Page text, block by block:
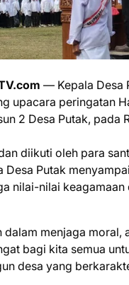
— Kepala Desa
upacara peringatan
2 Desa Putak, pada
diikuti oleh para
Desa Putak
nilai-nilai
menjaga moral,
bagi kita semua
desa yang